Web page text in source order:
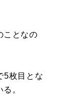
ことなの
5枚目とな
。